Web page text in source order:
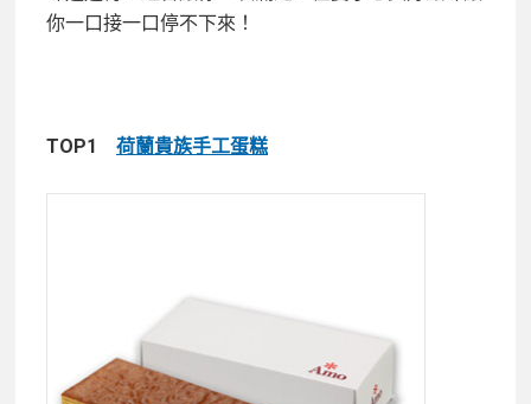
你一口接一口停不下來！
TOP1 荷蘭貴族手工蛋糕